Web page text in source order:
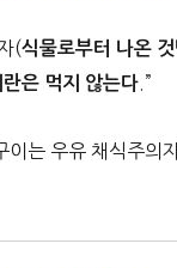
(식물로부터 나온
은 먹지 않는다.”
이는 우유 채식주의